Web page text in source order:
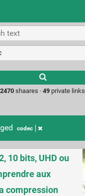
wall
2470 shaares ·49 private links
codec
10 bits, UHD ou
aux
compression